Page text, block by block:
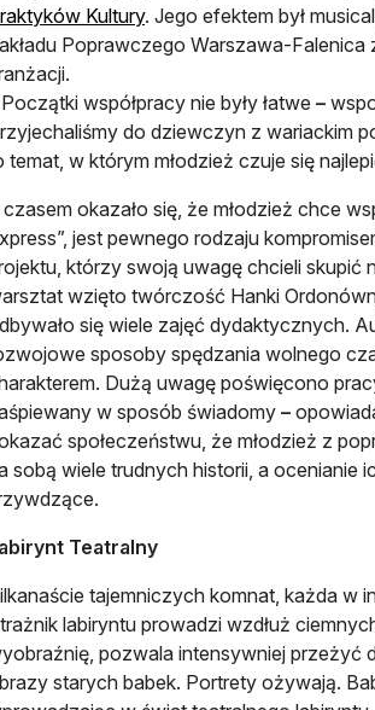
Kultury. Jego efektem był
Poprawczego Warszawa-
Początki współpracy nie były łatwe –
do dziewczyn z wariackim
temat, w którym młodzież czuje się
czasem okazało się, że młodzież chce
jest pewnego rodzaju
którzy swoją uwagę chcieli skupić
wzięto twórczość Hanki
się wiele zajęć dydaktycznych.
sposoby spędzania wolnego
Dużą uwagę poświęcono
w sposób świadomy –
społeczeństwu, że młodzież z
sobą wiele trudnych historii, a ocenianie
Teatralny
tajemniczych komnat, każda w
labiryntu prowadzi wzdłuż
pozwala intensywniej przeżyć
starych babek. Portrety ożywają.